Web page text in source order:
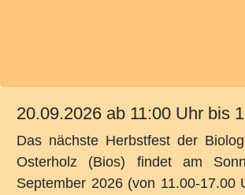
20.09.2026 ab 11:00 Uhr bis
Das nächste Herbstfest der
Osterholz (Bios) findet am
September 2026 (von 11.00-17.00